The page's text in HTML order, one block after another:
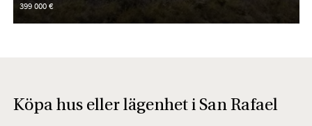
399 000 €
Köpa hus eller lägenhet i San Rafael